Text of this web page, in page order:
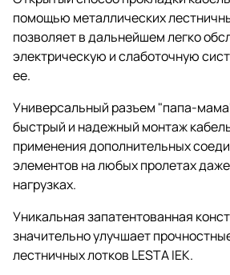
помощью металлических
позволяет в дальнейшем легко
электрическую и слаботочную
ее.
Универсальный разъем "папа-
быстрый и надежный монтаж
применения дополнительных
элементов на любых пролетах
нагрузках.
Уникальная запатентованная
значительно улучшает
лестничных лотков LESTA IEK.